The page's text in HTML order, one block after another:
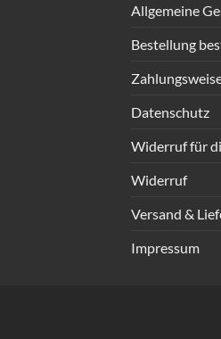
Allgemeine
Bestellung
Datenschutz
Widerruf für
Widerruf
Versand &
Impressum